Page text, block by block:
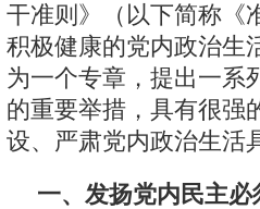
干准则》（以下简称《
积极健康的党内政治生
为一个专章，提出一系
的重要举措，具有很强
设、严肃党内政治生活
一、发扬党内民主